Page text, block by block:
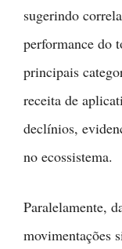
sugerindo
performance do
principais
receita de
declínios,
no ecossistema.
Paralelamente,
movimentações